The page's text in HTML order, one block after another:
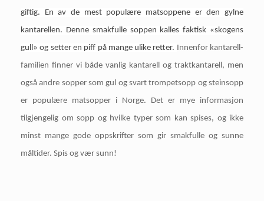
giftig. En av de mest populære matsoppene er den gylne
kantarellen. Denne smakfulle soppen kalles faktisk «skogens
gull» og setter en piff på mange ulike retter.
Innenfor kantarell-
familien finner vi både vanlig kantarell og traktkantarell, men
også andre sopper som gul og svart trompetsopp og steinsopp
er populære matsopper i Norge. Det er mye informasjon
tilgjengelig om sopp og hvilke typer som kan spises, og ikke
minst mange gode oppskrifter som gir smakfulle og sunne
måltider. Spis og vær sunn!